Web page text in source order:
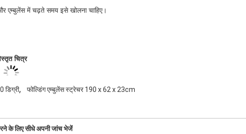
एम्बुलेंस में चढ़ते समय इसे खोलना चाहिए।
चित्र
परिचय
वाले एल्यूमीनियम मिश्र धातु मोटी दीवार वाले पाइपों से बना है।
के साथ) एम्बुलेंस कार तक भेजने के लिए पर्याप्त है।
डिग्री, फोल्डिंग एम्बुलेंस स्ट्रेचर 190 x 62 x 23cm
के लिए सीधे अपनी जांच भेजें